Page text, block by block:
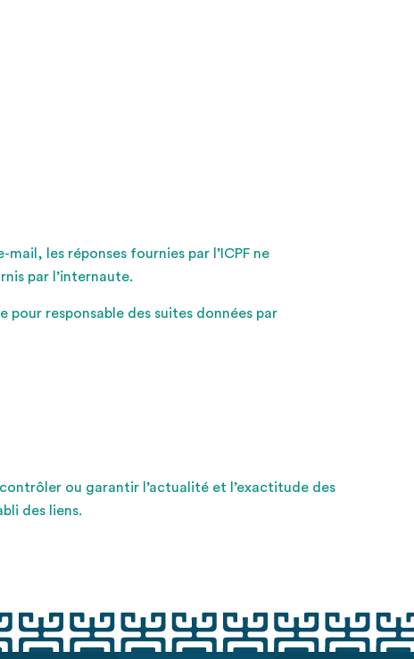
les réponses fournies par l’ICPF ne
par l’internaute.
pour responsable des suites données par
ou garantir l’actualité et l’exactitude des
des liens.